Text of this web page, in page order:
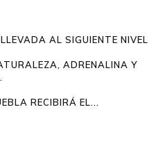
AL SIGUIENTE NIVEL
ADRENALINA Y
RECIBIRÁ EL...